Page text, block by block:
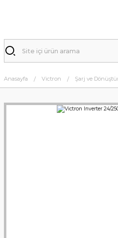
Anasayfa Victron Şarj ve